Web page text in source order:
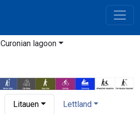
Curonian lagoon
Litauen Lettland